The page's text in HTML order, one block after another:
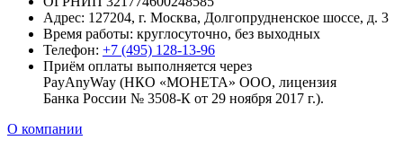
Адрес: 127204, г. Москва, Долгопрудненское шоссе, д. 3
Время работы: круглосуточно, без выходных
Телефон: +7 (495) 128-13-96
Приём оплаты выполняется через
PayAnyWay (НКО «МОНЕТА» ООО, лицензия
Банка России № 3508-К от 29 ноября 2017 г.).
О компании